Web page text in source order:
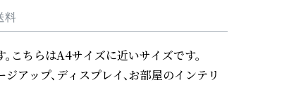
料
こちらはA4サイズに近いサイズです。
アップ、ディスプレイ、お部屋のインテリ